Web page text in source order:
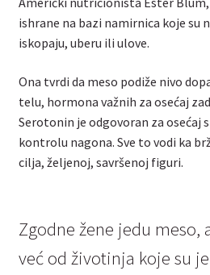
ishrane na bazi namirnica koje su
iskopaju, uberu ili ulove.
Ona tvrdi da meso podiže nivo
telu, hormona važnih za osećaj
Serotonin je odgovoran za osećaj
kontrolu nagona. Sve to vodi ka
cilja, željenoj, savršenoj figuri.
Zgodne žene jedu meso,
već od životinja koje su